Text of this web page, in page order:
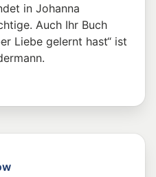
in Johanna
Auch Ihr Buch
Liebe gelernt hast“ ist